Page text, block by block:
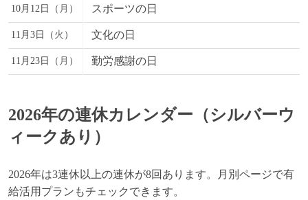
10月12日（ 月 ） スポーツの日
11月3日（ 火 ） 文化の日
11月23日（ 月 ） 勤労感謝の日
2026年の連休カレンダー（シルバーウ
ィークあり）
2026年は3連休以上の連休が8回あります。月別ページで有
給活用プランもチェックできます。